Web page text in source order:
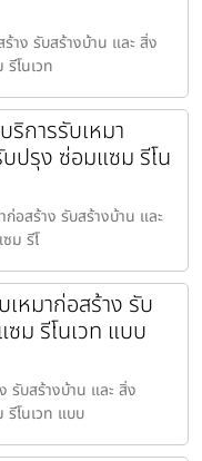
าง รับสร้างบ้าน และ สิ่ง
โนเวท
ริการรับเหมา
ปรุง ซ่อมแซม รีโน
ก่อสร้าง รับสร้างบ้าน และ
ม รีโ
หมาก่อสร้าง รับ
ม รีโนเวท แบบ
รับสร้างบ้าน และ สิ่ง
โนเวท แบบ